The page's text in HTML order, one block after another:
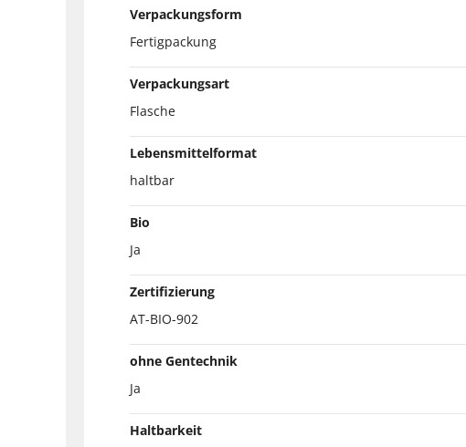
Verpackungsform
Fertigpackung
Verpackungsart
Flasche
Lebensmittelformat
haltbar
Bio
Ja
Zertifizierung
AT-BIO-902
ohne Gentechnik
Ja
Haltbarkeit